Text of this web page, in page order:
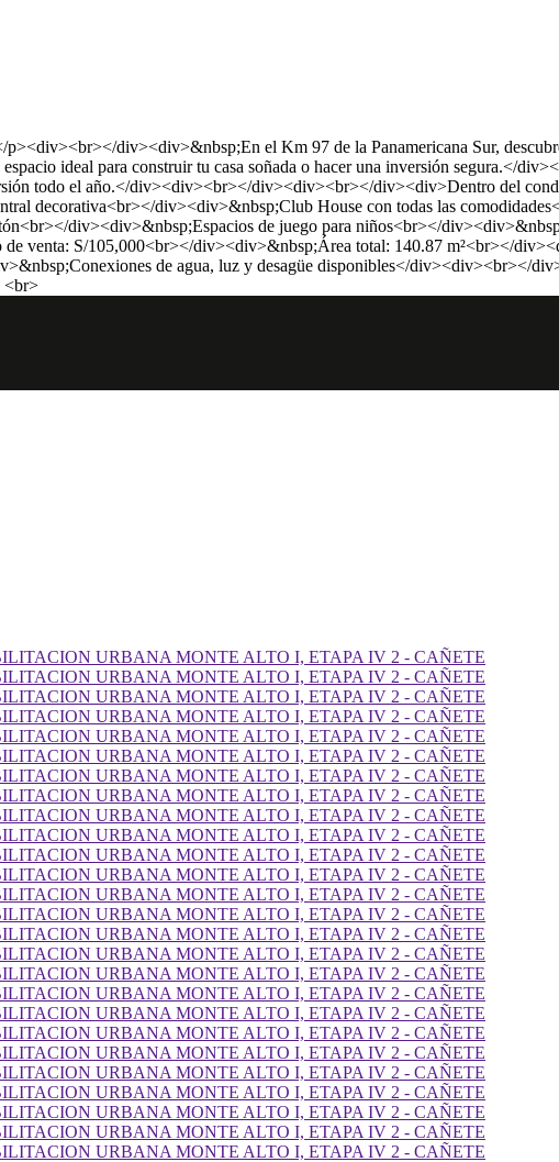
div><div>&nbsp;En el Km 97 de la Panamericana Sur,
ideal para construir tu casa soñada o hacer una inversión segura.</
todo el año.</div><div><br></div><div><br></div><div>Dentro del
decorativa<br></div><div>&nbsp;Club House con todas las
div><div>&nbsp;Espacios de juego para niños<br></
venta: S/105,000<br></div><div>&nbsp;Área total: 140.87 m²<br></
de agua, luz y desagüe disponibles</
<br>